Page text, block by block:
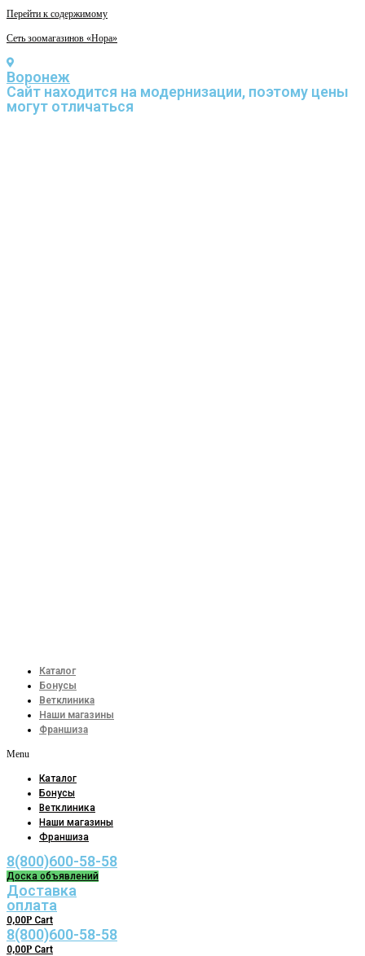
Перейти к содержимому
Сеть зоомагазинов «Нора»
Воронеж
Cайт находится на модернизации, поэтому цены
могут отличаться
Каталог
Бонусы
Ветклиника
Наши магазины
Франшиза
Menu
Каталог
Бонусы
Ветклиника
Наши магазины
Франшиза
8(800)600-58-58
Доска объявлений
Доставка
оплата
0,00Р Cart
8(800)600-58-58
0,00Р Cart